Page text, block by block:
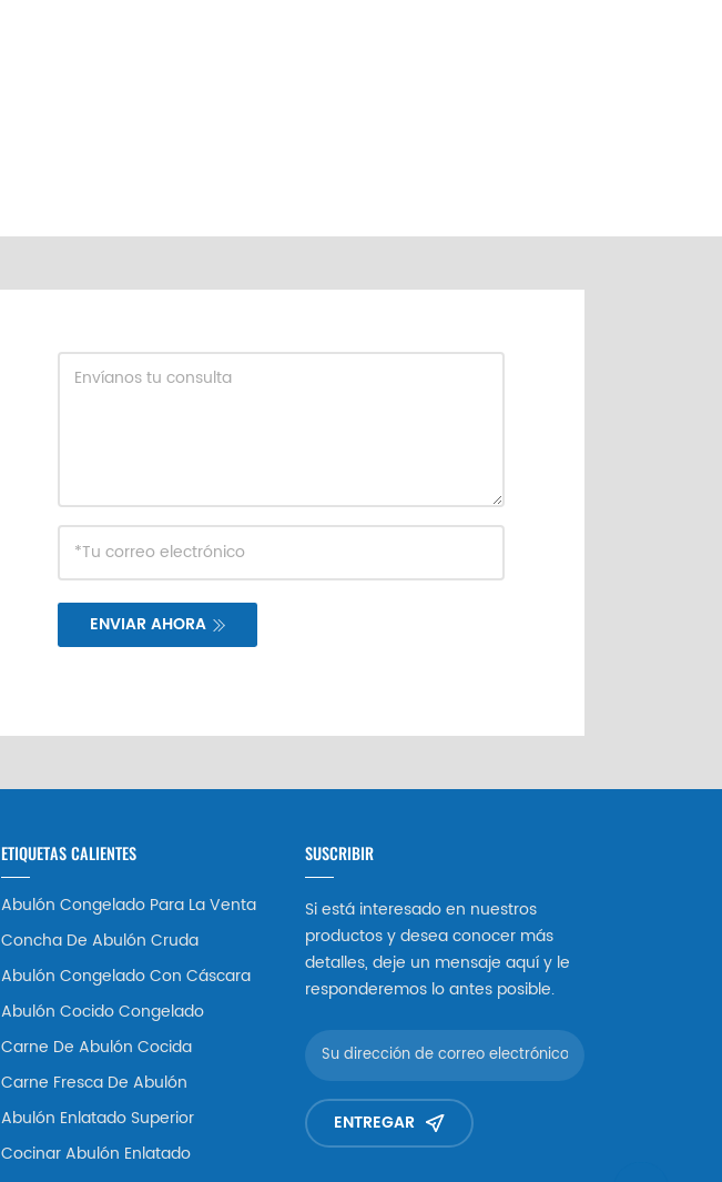
ENVIAR AHORA
ETIQUETAS CALIENTES
Abulón Congelado Para La Venta
Concha De Abulón Cruda
Abulón Congelado Con Cáscara
Abulón Cocido Congelado
Carne De Abulón Cocida
Carne Fresca De Abulón
Abulón Enlatado Superior
Cocinar Abulón Enlatado
SUSCRIBIR
Si está interesado en nuestros
productos y desea conocer más
detalles, deje un mensaje aquí y le
responderemos lo antes posible.
ENTREGAR